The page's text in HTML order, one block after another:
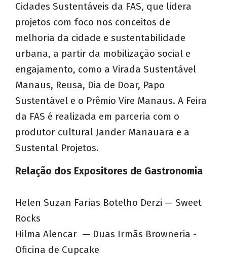
Cidades Sustentáveis da FAS, que lidera
projetos com foco nos conceitos de
melhoria da cidade e sustentabilidade
urbana, a partir da mobilização social e
engajamento, como a Virada Sustentável
Manaus, Reusa, Dia de Doar, Papo
Sustentável e o Prêmio Vire Manaus. A Feira
da FAS é realizada em parceria com o
produtor cultural Jander Manauara e a
Sustental Projetos.
Relação dos Expositores de Gastronomia
Helen Suzan Farias Botelho Derzi — Sweet
Rocks
Hilma Alencar — Duas Irmãs Browneria -
Oficina de Cupcake